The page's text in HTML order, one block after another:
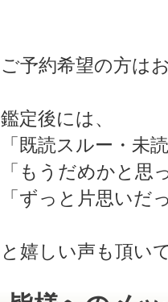
ご予約希望の方は
鑑定後には、
「既読スルー・未
「もうだめかと思
「ずっと片思いだ
と嬉しい声も頂い